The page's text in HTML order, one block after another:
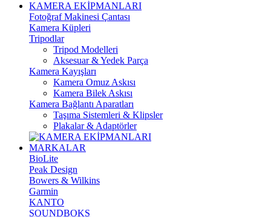
KAMERA EKİPMANLARI
Fotoğraf Makinesi Çantası
Kamera Küpleri
Tripodlar
Tripod Modelleri
Aksesuar & Yedek Parça
Kamera Kayışları
Kamera Omuz Askısı
Kamera Bilek Askısı
Kamera Bağlantı Aparatları
Taşıma Sistemleri & Klipsler
Plakalar & Adaptörler
MARKALAR
BioLite
Peak Design
Bowers & Wilkins
Garmin
KANTO
SOUNDBOKS